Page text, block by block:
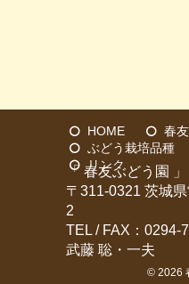
HOME
春
ぶどう栽培品種
リンク
「 春友ぶどう園 」
〒311-0321 茨城
2
TEL / FAX：0294-
武藤 聡・一夫
© 2026